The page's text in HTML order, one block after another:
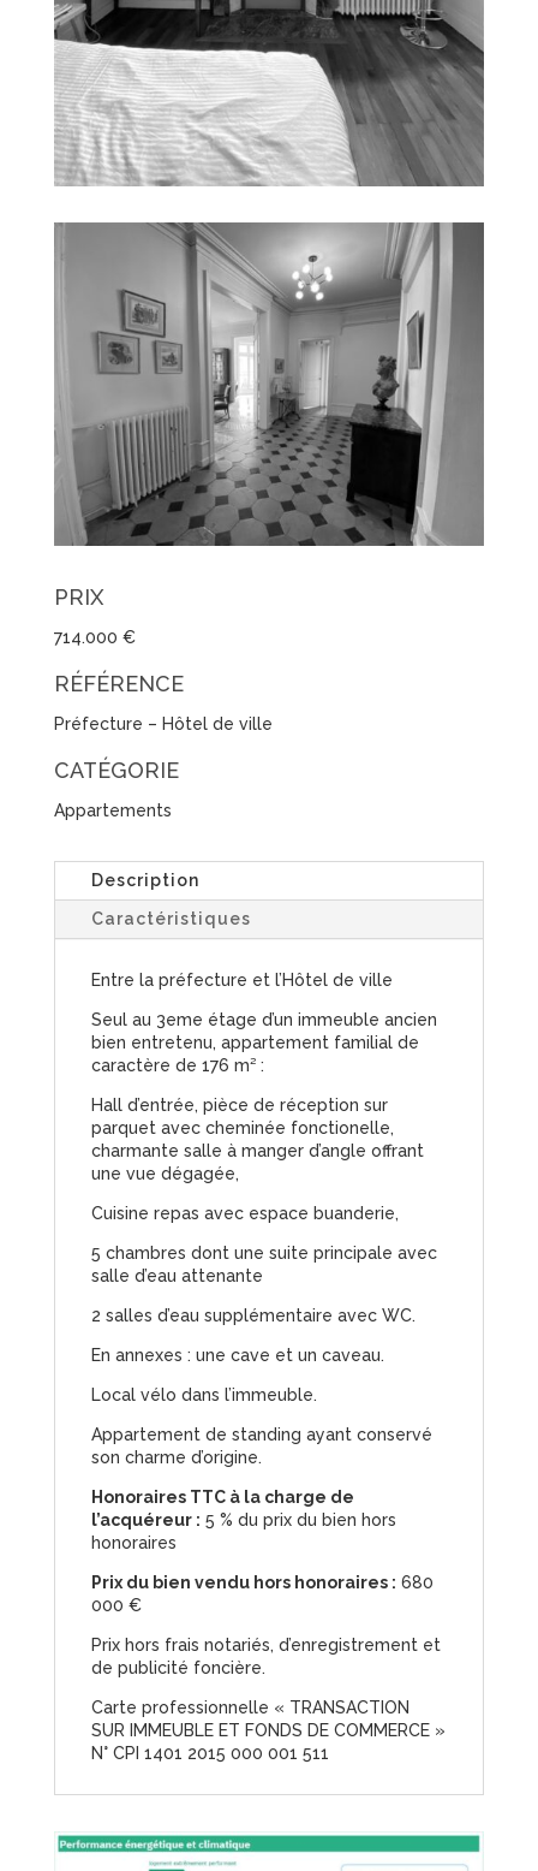
PRIX
714.000 €
RÉFÉRENCE
Préfecture – Hôtel de ville
CATÉGORIE
Appartements
Description
Caractéristiques
Entre la préfecture et l’Hôtel de ville
Seul au 3eme étage d’un immeuble ancien
bien entretenu, appartement familial de
caractère de 176 m² :
Hall d’entrée, pièce de réception sur
parquet avec cheminée fonctionelle,
charmante salle à manger d’angle offrant
une vue dégagée,
Cuisine repas avec espace buanderie,
5 chambres dont une suite principale avec
salle d’eau attenante
2 salles d’eau supplémentaire avec WC.
En annexes : une cave et un caveau.
Local vélo dans l’immeuble.
Appartement de standing ayant conservé
son charme d’origine.
Honoraires TTC à la charge de
l’acquéreur : 5 % du prix du bien hors
honoraires
Prix du bien vendu hors honoraires : 680
000 €
Prix hors frais notariés, d’enregistrement et
de publicité foncière.
Carte professionnelle « TRANSACTION
SUR IMMEUBLE ET FONDS DE COMMERCE »
N° CPI 1401 2015 000 001 511